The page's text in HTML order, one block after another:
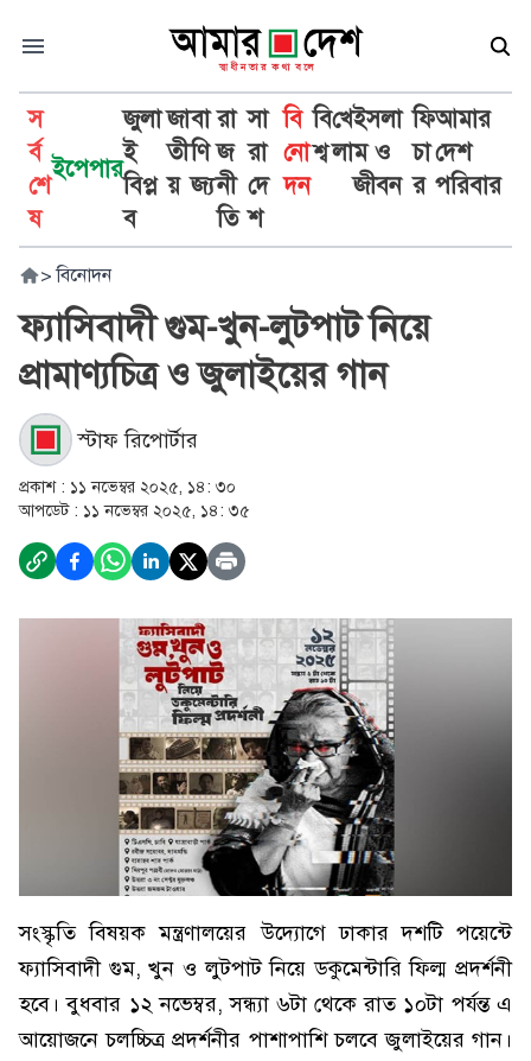
স
র্ব
শে
ষ
ইপেপার
জুলা
ই
বিপ্ল
ব
জা
তী
য়
বা
ণি
জ্য
রা
জ
নী
তি
সা
রা
দে
শ
বি
নো
দন
বি
শ্ব
খে
লা
ইসলা
ম ও
জীবন
ফি
চা
র
আমার
দেশ
পরিবার
> বিনোদন
ফ্যাসিবাদী গুম-খুন-লুটপাট নিয়ে
প্রামাণ্যচিত্র ও জুলাইয়ের গান
স্টাফ রিপোর্টার
প্রকাশ : ১১ নভেম্বর ২০২৫, ১৪: ৩০
আপডেট : ১১ নভেম্বর ২০২৫, ১৪: ৩৫
সংস্কৃতি বিষয়ক মন্ত্রণালয়ের উদ্যোগে ঢাকার দশটি পয়েন্টে
ফ্যাসিবাদী গুম, খুন ও লুটপাট নিয়ে ডকুমেন্টারি ফিল্ম প্রদর্শনী
হবে। বুধবার ১২ নভেম্বর, সন্ধ্যা ৬টা থেকে রাত ১০টা পর্যন্ত এ
আয়োজনে চলচ্চিত্র প্রদর্শনীর পাশাপাশি চলবে জুলাইয়ের গান।